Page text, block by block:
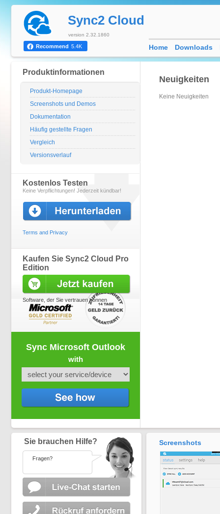
Neuigkeiten
Keine Neuigkeiten
Produktinformationen
Produkt-Homepage
Screenshots und Demos
Dokumentation
Häufig gestellte Fragen
Vergleich
Versionsverlauf
Kostenlos Testen
Keine Verpflichtungen! Jederzeit kündbar!
Terms and Privacy
Kaufen Sie Sync2 Cloud Pro
Edition
Software, der Sie vertrauen können
Sync Microsoft Outlook
with
Sync2 Cloud
version 2.32.1860
Home Downloads
Recommend 5.4K
Sie brauchen Hilfe?
Fragen?
Screenshots